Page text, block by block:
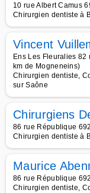
10 rue Albert Camus
Chirurgien dentiste à
Vincent
Ens Les Fleuralies
km de Mogneneins)
Chirurgien dentiste,
sur Saône
Chirurgiens
86 rue République
Chirurgien dentiste à
Maurice
86 rue République
Chirurgien dentiste,